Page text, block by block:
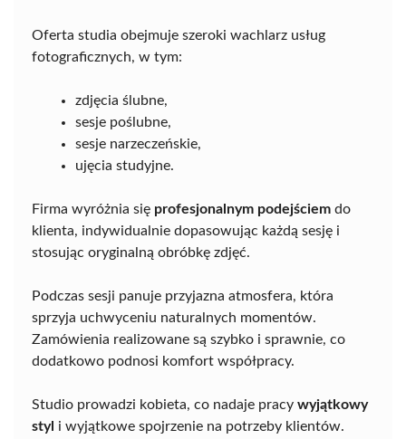
Oferta studia obejmuje szeroki wachlarz usług
fotograficznych, w tym:
zdjęcia ślubne,
sesje poślubne,
sesje narzeczeńskie,
ujęcia studyjne.
Firma wyróżnia się profesjonalnym podejściem do
klienta, indywidualnie dopasowując każdą sesję i
stosując oryginalną obróbkę zdjęć.
Podczas sesji panuje przyjazna atmosfera, która
sprzyja uchwyceniu naturalnych momentów.
Zamówienia realizowane są szybko i sprawnie, co
dodatkowo podnosi komfort współpracy.
Studio prowadzi kobieta, co nadaje pracy wyjątkowy
styl i wyjątkowe spojrzenie na potrzeby klientów.